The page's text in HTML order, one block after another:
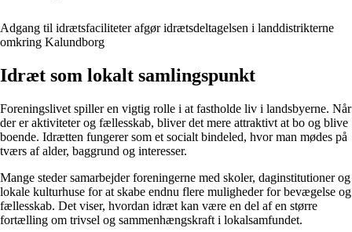
Adgang til idrætsfaciliteter afgør idrætsdeltagelsen i landdistrikterne
omkring Kalundborg
Idræt som lokalt samlingspunkt
Foreningslivet spiller en vigtig rolle i at fastholde liv i landsbyerne. Når
der er aktiviteter og fællesskab, bliver det mere attraktivt at bo og blive
boende. Idrætten fungerer som et socialt bindeled, hvor man mødes på
tværs af alder, baggrund og interesser.
Mange steder samarbejder foreningerne med skoler, daginstitutioner og
lokale kulturhuse for at skabe endnu flere muligheder for bevægelse og
fællesskab. Det viser, hvordan idræt kan være en del af en større
fortælling om trivsel og sammenhængskraft i lokalsamfundet.